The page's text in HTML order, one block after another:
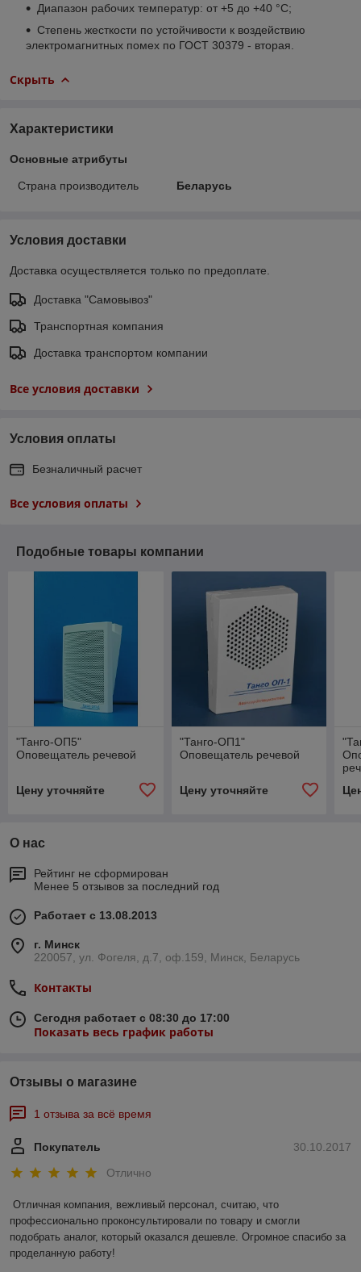
Диапазон рабочих температур: от +5 до +40 °С;
Степень жесткости по устойчивости к воздействию
электромагнитных помех по ГОСТ 30379 - вторая.
Скрыть
Характеристики
Основные атрибуты
Страна производитель Беларусь
Условия доставки
Доставка осуществляется только по предоплате.
Доставка "Самовывоз"
Транспортная компания
Доставка транспортом компании
Все условия доставки
Условия оплаты
Безналичный расчет
Все условия оплаты
Подобные товары компании
"Танго-ОП5"
Оповещатель речевой
Цену уточняйте
"Танго-ОП1"
Оповещатель речевой
Цену уточняйте
О нас
Рейтинг не сформирован
Менее 5 отзывов за последний год
Работает с 13.08.2013
г. Минск
220057, ул. Фогеля, д.7, оф.159, Минск, Беларусь
Контакты
Сегодня работает с 08:30 до 17:00
Показать весь график работы
Отзывы о магазине
1 отзыва за всё время
30.10.2017
Покупатель
Отлично
Отличная компания, вежливый персонал, считаю, что
профессионально проконсультировали по товару и смогли
подобрать аналог, который оказался дешевле. Огромное спасибо за
проделанную работу!